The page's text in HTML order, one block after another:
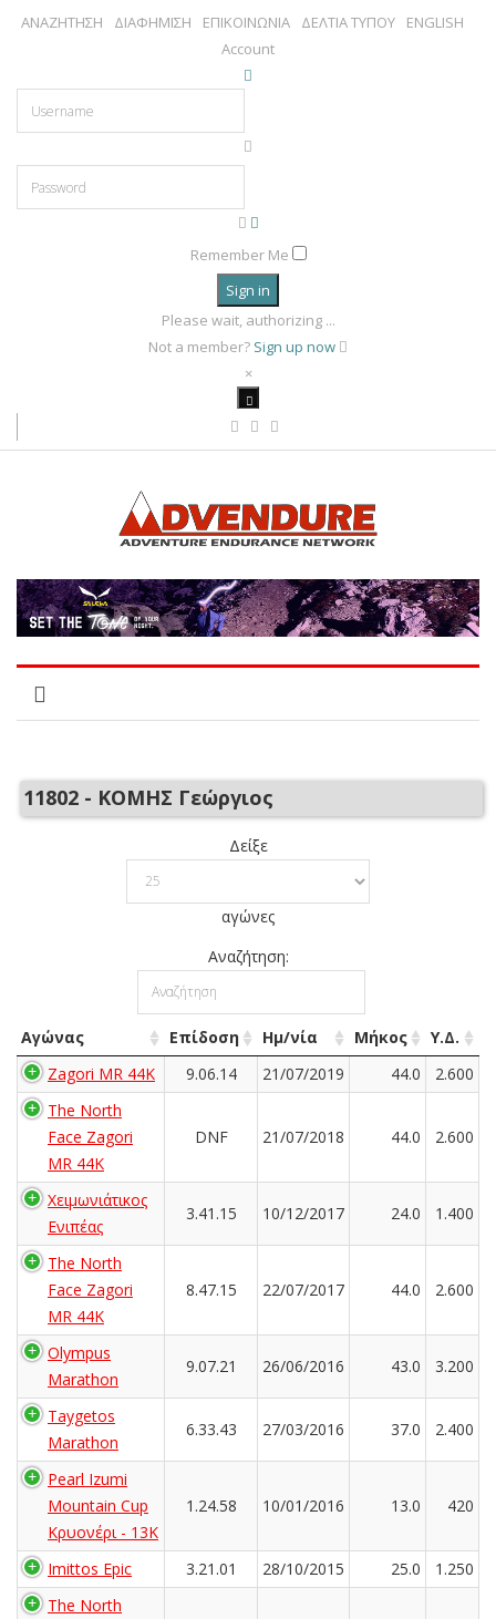
ΑΝΑΖΗΤΗΣΗ ΔΙΑΦΗΜΙΣΗ ΕΠΙΚΟΙΝΩΝΙΑ ΔΕΛΤΙΑ ΤΥΠΟΥ
ENGLISH
Account
Remember Me
Sign in
Please wait, authorizing ...
Not a member? Sign up now
×
11802 - ΚΟΜΗΣ Γεώργιος
Δείξε
αγώνες
Αναζήτηση:
Αγώνας Επίδοση Ημ/νία Μήκος
Υ.Δ.
Zagori MR 44K
9.06.14 21/07/2019 44.0
2.600
The North
Face Zagori
MR 44K
DNF 21/07/2018 44.0 2.600
Χειμωνιάτικος
Ενιπέας
3.41.15 10/12/2017 24.0 1.400
The North
Face Zagori
MR 44K
8.47.15 22/07/2017 44.0 2.600
Olympus
Marathon
9.07.21 26/06/2016 43.0 3.200
Taygetos
Marathon
6.33.43 27/03/2016 37.0 2.400
Pearl Izumi
Mountain Cup
Κρυονέρι - 13K
1.24.58 10/01/2016 13.0 420
Imittos Epic 3.21.01 28/10/2015 25.0
1.250
The North